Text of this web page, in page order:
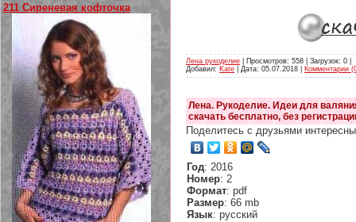
211 Сиреневая кофточка
Лена рукоделие | Просмотров: 558 | Загрузок: 0 |
Добавил: Kate | Дата: 05.07.2018 Комментарии
Лена. Рукоделие. Идеи для
скачать бесплатно, без
Поделитесь с друзьями
Год: 2016
Номер: 2
Формат: pdf
Размер: 66 mb
Язык: русский